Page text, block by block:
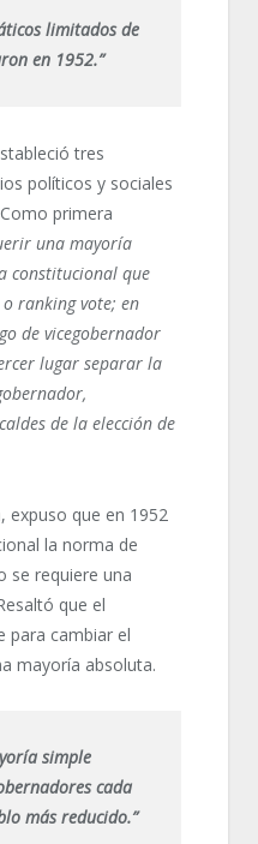
limitados de
en 1952.”
tres
políticos y sociales
primera
una mayoría
constitucional que
ranking vote; en
de vicegobernador
lugar separar la
de la elección de
expuso que en 1952
la norma de
se requiere una
que el
para cambiar el
mayoría absoluta.
simple
cada
más reducido.”